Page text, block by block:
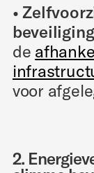
•
de
voor
2.